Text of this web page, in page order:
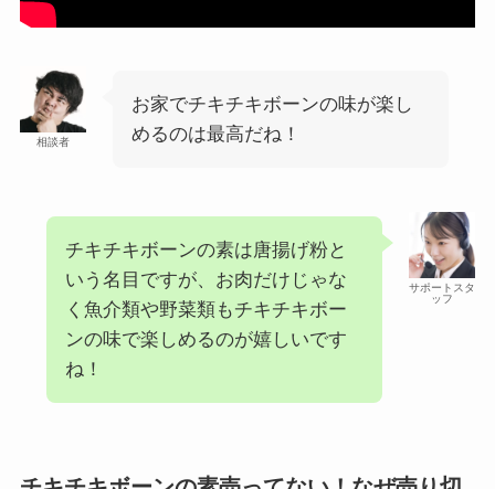
相談者
お家でチキチキボーンの味が楽し
めるのは最高だね！
サポートスタ
ッフ
チキチキボーンの素は唐揚げ粉と
いう名目ですが、お肉だけじゃな
く魚介類や野菜類もチキチキボー
ンの味で楽しめるのが嬉しいです
ね！